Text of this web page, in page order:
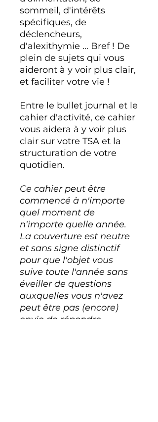
sommeil, d'intérêts
spécifiques, de
déclencheurs,
d'alexithymie ... Bref ! De
plein de sujets qui vous
aideront à y voir plus clair,
et faciliter votre vie !
Entre le bullet journal et le
cahier d'activité, ce cahier
vous aidera à y voir plus
clair sur votre TSA et la
structuration de votre
quotidien.
Ce cahier peut être
commencé à n'importe
quel moment de
n'importe quelle année.
La couverture est neutre
et sans signe distinctif
pour que l'objet vous
suive toute l'année sans
éveiller de questions
auxquelles vous n'avez
peut être pas (encore)
envie de répondre.